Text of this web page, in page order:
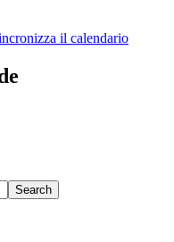
il calendario